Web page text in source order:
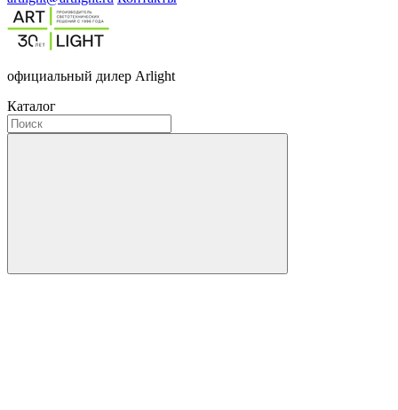
официальный дилер Arlight
Каталог